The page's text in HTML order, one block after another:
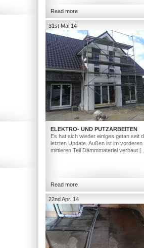
Read more
31st Mai 14
ELEKTRO- UND PUTZARBEITEN
Es hat sich wieder einiges getan seit
letzten Update. Außen ist im vorderen
mittleren Teil Dämmmaterial verbaut
Read more
22nd Apr. 14